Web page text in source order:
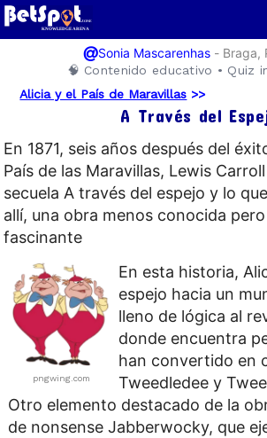
@Sonia Mascarenhas - Braga,
🧠 Contenido educativo • Quiz
Alicia y el País de Maravillas >>
A Través del
En 1871, seis años después del
País de las Maravillas, Lewis
secuela A través del espejo y lo
allí, una obra menos conocida
fascinante
pngwing.com
En esta historia,
espejo hacia un
lleno de lógica al
donde encuentra
han convertido en
Tweedledee y
Otro elemento destacado de la
de nonsense Jabberwocky, que